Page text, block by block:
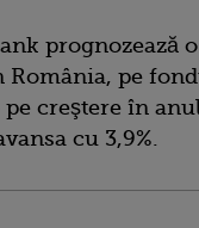
prognozează
România, pe
creştere în
cu 3,9%.